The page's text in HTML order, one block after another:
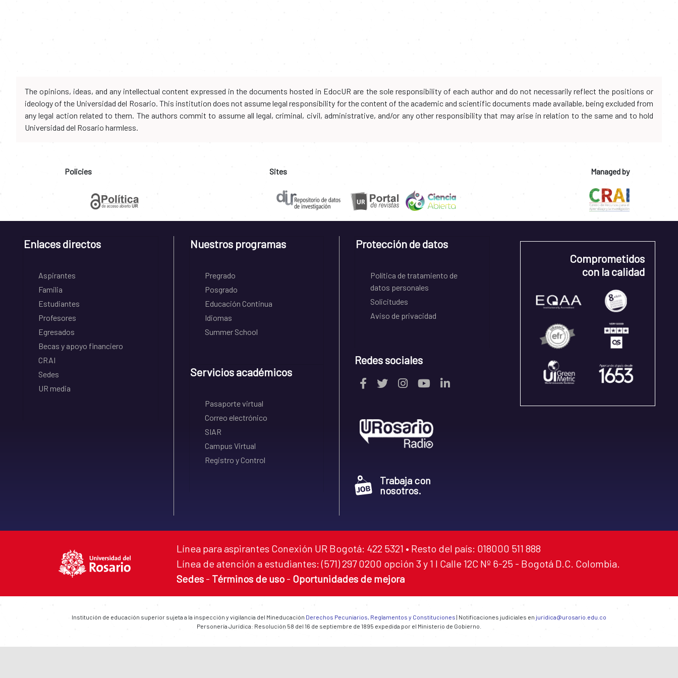
The opinions, ideas, and any intellectual content expressed in the documents hosted in EdocUR are the sole responsibility of each author and do not necessarily reflect the positions or
ideology of the Universidad del Rosario. This institution does not assume legal responsibility for the content of the academic and scientific documents made available, being excluded from
any legal action related to them. The authors commit to assume all legal, criminal, civil, administrative, and/or any other responsibility that may arise in relation to the same and to hold
Universidad del Rosario harmless.
Policies Sites Managed by
Enlaces directos
Aspirantes
Familia
Estudiantes
Profesores
Egresados
Becas y apoyo financiero
CRAI
Sedes
UR media
Nuestros programas
Pregrado
Posgrado
Educación Continua
Idiomas
Summer School
Servicios académicos
Pasaporte virtual
Correo electrónico
SIAR
Campus Virtual
Registro y Control
Protección de datos
Política de tratamiento de
datos personales
Solicitudes
Aviso de privacidad
Redes sociales
Trabaja con
nosotros.
Comprometidos
con la calidad
Línea para aspirantes Conexión UR Bogotá: 422 5321 • Resto del país: 018000 511 888
Línea de atención a estudiantes: (571) 297 0200 opción 3 y 1 I Calle 12C Nº 6-25 - Bogotá D.C. Colombia.
Sedes - Términos de uso - Oportunidades de mejora
Institución de educación superior sujeta a la inspección y vigilancia del Mineducación Derechos Pecuniarios, Reglamentos y Constituciones | Notificaciones judiciales en juridica@urosario.edu.co
Personería Jurídica: Resolución 58 del 16 de septiembre de 1895 expedida por el Ministerio de Gobierno.